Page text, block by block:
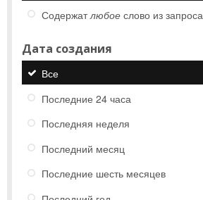
Содержатлюбое слово из запроса
Дата создания
Все
Последние 24 часа
Последняя неделя
Последний месяц
Последние шесть месяцев